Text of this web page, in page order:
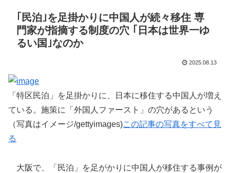
｢民泊｣を足掛かりに中国人が続々移住 専
門家が指摘する制度の穴 ｢日本は世界一ゆ
るい国｣なのか
2025.08.13
「特区民泊」を足掛かりに、日本に移住する中国人が増え
ている。施策に「外国人ファースト」の穴があるという
（写真はイメージ/gettyimages)この記事の写真をすべて見
る
大阪で、「民泊」を足がかりに中国人が移住する事例が